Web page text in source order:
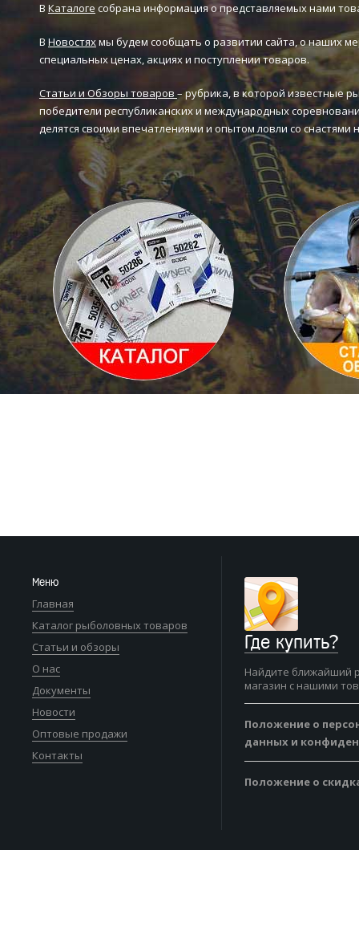
Это
В Каталоге собрана информация о представляемых нами
В Новостяхмы будем сообщать о развитии сайта, о наших
специальных ценах, акциях и поступлении товаров.
Статьи и Обзоры товаров – рубрика, в которой известные
победители республиканских и международных
делятся своими впечатлениями и опытом ловли со снастями
Каталог товаров Статьи и
Меню
Главная
Каталог рыболовных товаров
Статьи и обзоры
О нас
Документы
Новости
Оптовые продажи
Контакты
Где купить?
Найдите ближайший
магазин с нашими
Положение о
данных и
Положение о